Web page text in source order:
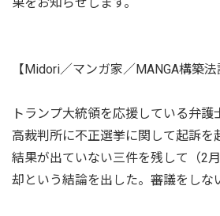
【Midori／マンガ家／MANGA構築法
トランプ大統領を応援している弁護
高裁判所に不正選挙に関して起訴を
結果が出ていない三件を残して（2
却という結論を出した。審議をしな